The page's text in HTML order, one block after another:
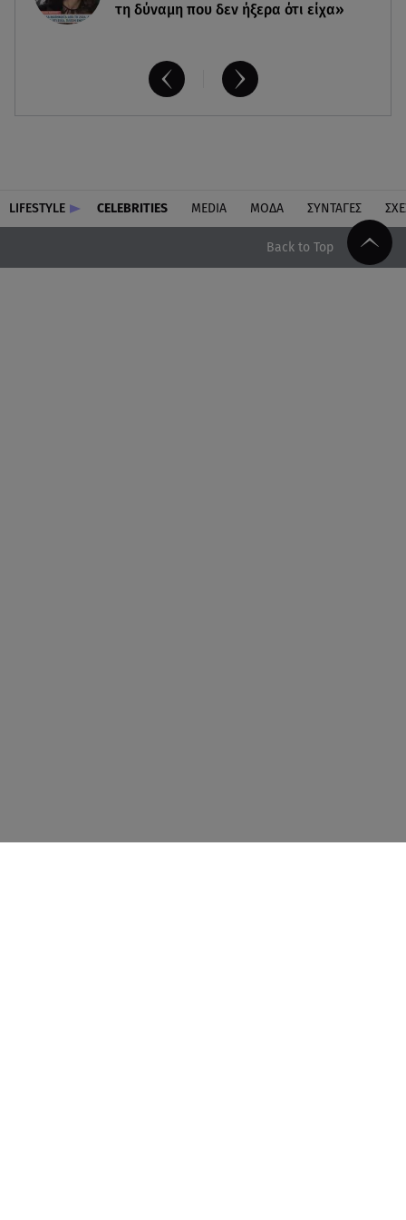
τη δύναμη που δεν ήξερα ότι είχα»
LIFESTYLE CELEBRITIES MEDIA ΜΟΔΑ ΣΥΝΤΑΓΕΣ
Back to Top